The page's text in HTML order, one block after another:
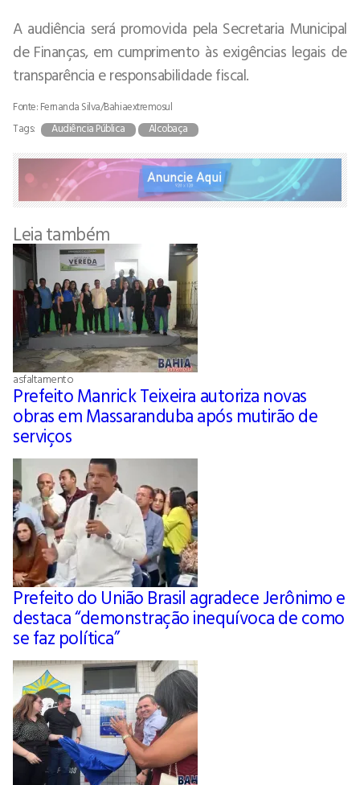
A audiência será promovida pela Secretaria Municipal
de Finanças, em cumprimento às exigências legais de
transparência e responsabilidade fiscal.
Fonte: Fernanda Silva/Bahiaextremosul
Tags:
Audiência Pública Alcobaça
Leia também
asfaltamento
Prefeito Manrick Teixeira autoriza novas
obras em Massaranduba após mutirão de
serviços
Prefeito do União Brasil agradece Jerônimo e
destaca “demonstração inequívoca de como
se faz política”